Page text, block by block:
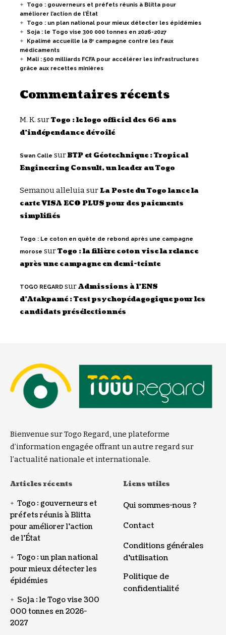
Togo : gouverneurs et préfets réunis à Blitta pour
améliorer l’action de l’État
Togo : un plan national pour mieux détecter les épidémies
Soja : le Togo vise 300 000 tonnes en 2026-2027
Kpalimé accueille la 8ᵉ campagne contre les faux
médicaments
Mali : 500 milliards FCFA pour accélérer les infrastructures
grâce aux recettes minières
Commentaires récents
M. K. surTogo : le logo officiel des 66 ans
d’indépendance dévoilé
Swan Calle surBTP et Géotechnique : Tropical
Engineering Consult, un leader au Togo
Semanou alleluiasurLa Poste du Togo lance la
carte VISA ECO PLUS pour des paiements
simplifiés
Togo : Le coton en quête de rebond après une campagne
morose surTogo : la filière coton vise la relance
après une campagne en demi-teinte
TOGO REGARD surAdmissions à l’ENS
d’Atakpamé : Test psychopédagogique pour les
candidats présélectionnés
Bienvenue sur Togo Regard, une plateforme
d’information engagée offrant un autre regard sur
l’actualité nationale et internationale.
Articles récents
Togo : gouverneurs et
préfets réunis à Blitta
pour améliorer l’action
de l’État
Togo : un plan national
pour mieux détecter les
épidémies
Soja : le Togo vise 300
000 tonnes en 2026-
2027
Liens utiles
Qui sommes-nous ?
Contact
Conditions générales
d’utilisation
Politique de
confidentialité